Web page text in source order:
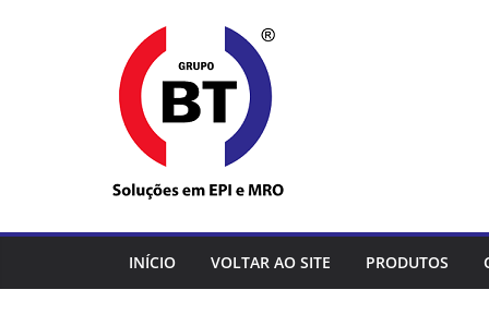
INÍCIO VOLTAR AO SITE PRODUTOS